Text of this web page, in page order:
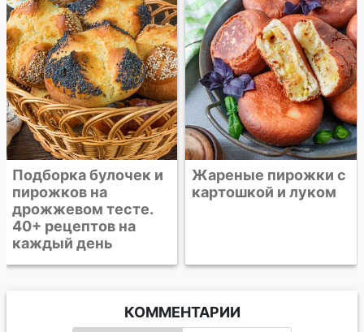
Жареные пирожки с
картошкой и луком
КОММЕНТАРИИ